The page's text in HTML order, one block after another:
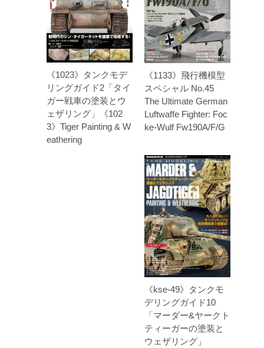
《1023》タンクモデ
リングガイド2「タイ
ガー戦車の塗装とウ
ェザリング」《102
3》Tiger Painting & W
eathering
《1133》飛行機模型
スペシャル No.45
The Ultimate German
Luftwaffe Fighter: Foc
ke-Wulf Fw190A/F/G
《kse-49》タンクモ
デリングガイド10
「マーダー&ヤークト
ティーガーの塗装と
ウェザリング」